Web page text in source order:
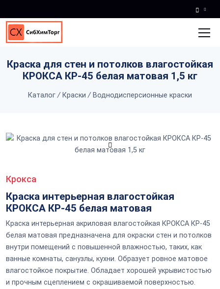
Краска для стен и потолков влагостойкая
КРОКСА КР-45 белая матовая 1,5 кг
Каталог / Краски / Воднодисперсионные краски
Крокса
Краска интерьерная влагостойкая
КРОКСА КР-45 белая матовая
Краска интерьерная акриловая влагостойкая КРОКСА КР-45
белая матовая предназначена для окраски стен и потолков
внутри помещений с повышенной влажностью, таких, как
ванные комнаты, санузлы, кухни. Образует ровное матовое
влагостойкое покрытие. Обладает хорошей укрывистостью
и прочным сцеплением с окрашиваемой поверхностью.